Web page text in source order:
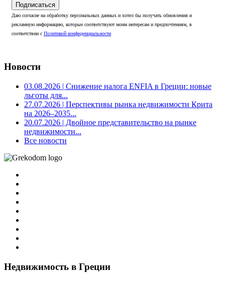
Подписаться
Даю согласие на обработку персональных данных и хотел бы получать обновления и
рекламную информацию, которые соответствуют моим интересам и предпочтениям, в
соответствии с Политикой конфиденциальности
Новости
03.08.2026 | Снижение налога ENFIA в Греции: новые
льготы для...
27.07.2026 | Перспективы рынка недвижимости Крита
на 2026–2035...
20.07.2026 | Двойное представительство на рынке
недвижимости...
Все новости
Недвижимость в Греции